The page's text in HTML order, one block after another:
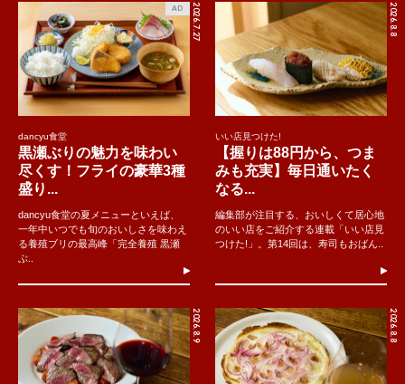
2026.7.27
AD
dancyu食堂
黒瀬ぶりの魅力を味わい
尽くす！フライの豪華3種
盛り...
dancyu食堂の夏メニューといえば、
一年中いつでも旬のおいしさを味わえ
る養殖ブリの最高峰「完全養殖 黒瀬
ぶ..
2026.8.8
いい店見つけた!
【握りは88円から、つま
みも充実】毎日通いたく
なる...
編集部が注目する、おいしくて居心地
のいい店をご紹介する連載「いい店見
つけた!」。第14回は、寿司もおばん..
2026.8.9 2026.8.8